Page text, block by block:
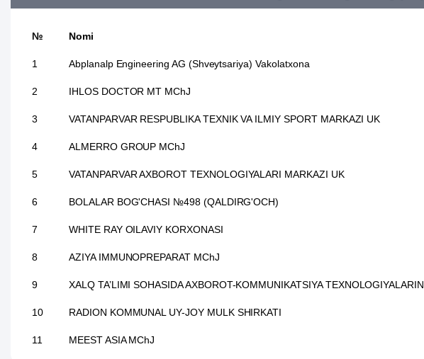
№ Nomi
1 Abplanalp Engineering AG (Shveytsariya) Vakolatxona
2 IHLOS DOCTOR MT MChJ
3 VATANPARVAR RESPUBLIKA TEXNIK VA ILMIY SPORT MARKAZI UK
4 ALMERRO GROUP MChJ
5 VATANPARVAR AXBOROT TEXNOLOGIYALARI MARKAZI UK
6 BOLALAR BOG'CHASI №498 (QALDIRG'OCH)
7 WHITE RAY OILAVIY KORXONASI
8 AZIYA IMMUNOPREPARAT MChJ
9 XALQ TA’LIMI SOHASIDA AXBOROT-KOMMUNIKATSIYA
10 RADION KOMMUNAL UY-JOY MULK SHIRKATI
11 MEEST ASIA MChJ